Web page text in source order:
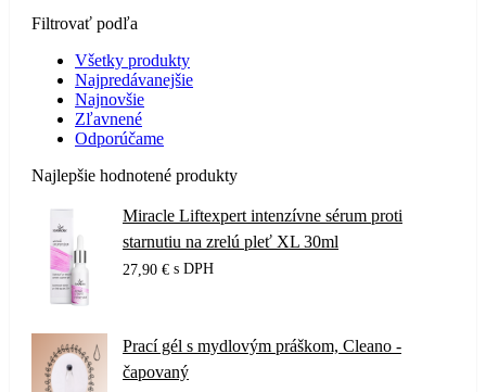
Filtrovať podľa
Všetky produkty
Najpredávanejšie
Najnovšie
Zľavnené
Odporúčame
Najlepšie hodnotené produkty
Miracle Liftexpert intenzívne sérum proti
starnutiu na zrelú pleť XL 30ml
27,90 € s DPH
Prací gél s mydlovým práškom, Cleano -
čapovaný